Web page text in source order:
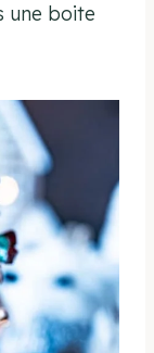
une boite